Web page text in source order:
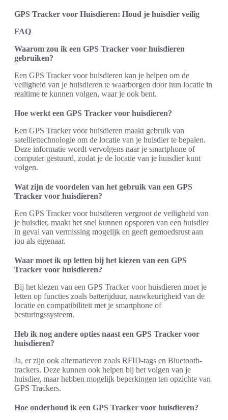
GPS Tracker voor Huisdieren: Houd je huisdier veilig
FAQ
Waarom zou ik een GPS Tracker voor huisdieren
gebruiken?
Een GPS Tracker voor huisdieren kan je helpen om de
veiligheid van je huisdieren te waarborgen door hun locatie in
realtime te kunnen volgen, waar je ook bent.
Hoe werkt een GPS Tracker voor huisdieren?
Een GPS Tracker voor huisdieren maakt gebruik van
satelliettechnologie om de locatie van je huisdier te bepalen.
Deze informatie wordt vervolgens naar je smartphone of
computer gestuurd, zodat je de locatie van je huisdier kunt
volgen.
Wat zijn de voordelen van het gebruik van een GPS
Tracker voor huisdieren?
Een GPS Tracker voor huisdieren vergroot de veiligheid van
je huisdier, maakt het snel kunnen opsporen van een huisdier
in geval van vermissing mogelijk en geeft gemoedsrust aan
jou als eigenaar.
Waar moet ik op letten bij het kiezen van een GPS
Tracker voor huisdieren?
Bij het kiezen van een GPS Tracker voor huisdieren moet je
letten op functies zoals batterijduur, nauwkeurigheid van de
locatie en compatibiliteit met je smartphone of
besturingssysteem.
Heb ik nog andere opties naast een GPS Tracker voor
huisdieren?
Ja, er zijn ook alternatieven zoals RFID-tags en Bluetooth-
trackers. Deze kunnen ook helpen bij het volgen van je
huisdier, maar hebben mogelijk beperkingen ten opzichte van
GPS Trackers.
Hoe onderhoud ik een GPS Tracker voor huisdieren?